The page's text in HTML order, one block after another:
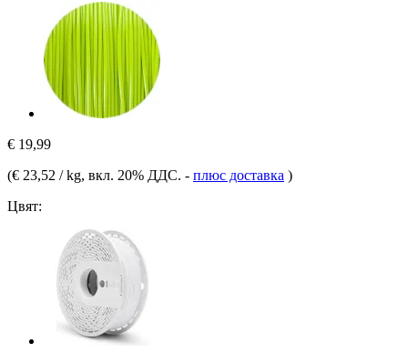
€ 19,99
(€ 23,52 / kg, вкл. 20% ДДС. - плюс доставка )
Цвят: